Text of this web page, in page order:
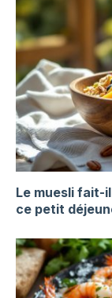
Le muesli fait-
ce petit